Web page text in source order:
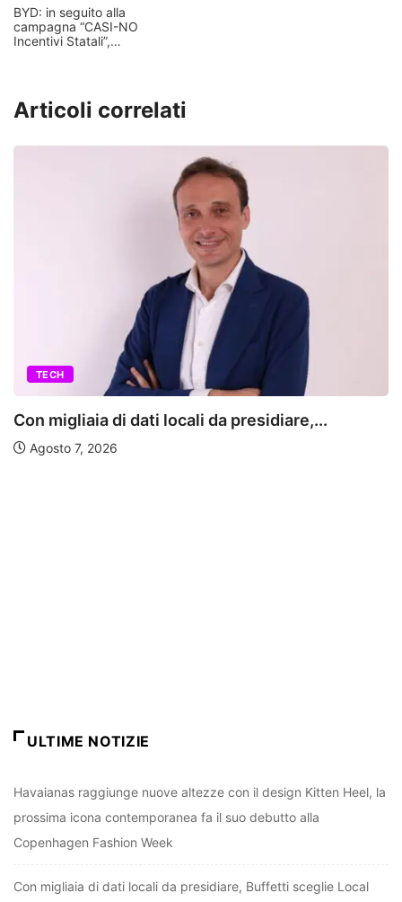
BYD: in seguito alla
campagna “CASI-NO
Incentivi Statali”,…
Articoli correlati
TECH
Con migliaia di dati locali da presidiare,...
Agosto 7, 2026
ULTIME NOTIZIE
Havaianas raggiunge nuove altezze con il design Kitten Heel, la
prossima icona contemporanea fa il suo debutto alla
Copenhagen Fashion Week
Con migliaia di dati locali da presidiare, Buffetti sceglie Local